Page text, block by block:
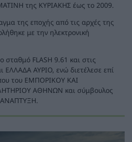
της ΚΥΡΙΑΚΗΣ έως το 2009.
της εποχής από τις αρχές της
με την ηλεκτρονική
σταθμό FLASH 9.61 και στις
ΕΛΛΑΔΑ ΑΥΡΙΟ, ενώ διετέλεσε επί
του ΕΜΠΟΡΙΚΟΥ ΚΑΙ
ΑΘΗΝΩΝ και σύμβουλος
ΑΝΑΠΤΥΞΗ.